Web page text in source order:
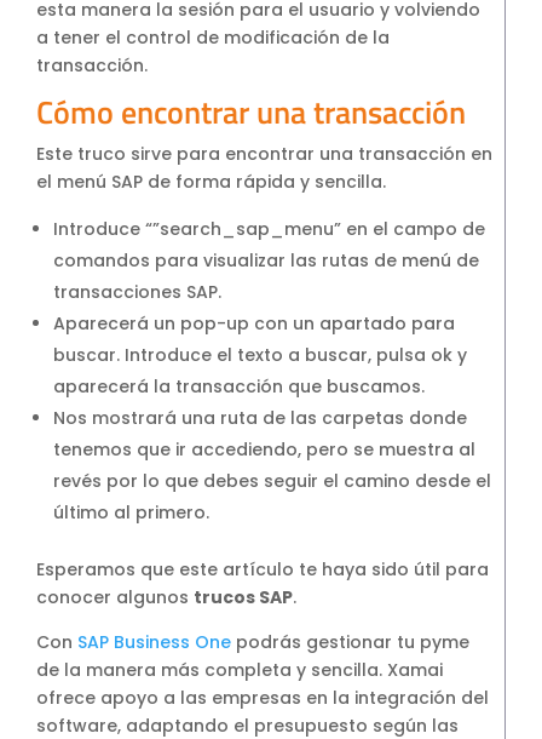
esta manera la sesión para el usuario y volviendo
a tener el control de modificación de la
transacción.
Cómo encontrar una transacción
Este truco sirve para encontrar una transacción en
el menú SAP de forma rápida y sencilla.
Introduce “”search_sap_menu” en el campo de
comandos para visualizar las rutas de menú de
transacciones SAP.
Aparecerá un pop-up con un apartado para
buscar. Introduce el texto a buscar, pulsa ok y
aparecerá la transacción que buscamos.
Nos mostrará una ruta de las carpetas donde
tenemos que ir accediendo, pero se muestra al
revés por lo que debes seguir el camino desde el
último al primero.
Esperamos que este artículo te haya sido útil para
conocer algunos trucos SAP.
Con SAP Business One podrás gestionar tu pyme
de la manera más completa y sencilla. Xamai
ofrece apoyo a las empresas en la integración del
software, adaptando el presupuesto según las